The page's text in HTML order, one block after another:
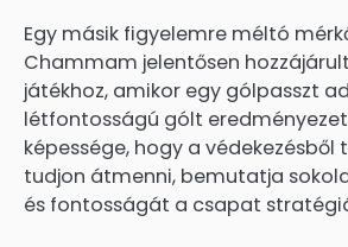
Egy másik figyelemre méltó
Chammam jelentősen
játékhoz, amikor egy gólpasszt
létfontosságú gólt
képessége, hogy a
tudjon átmenni, bemutatja
és fontosságát a csapat